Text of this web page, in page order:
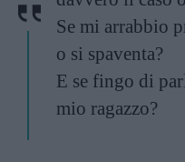
Se mi arrabbio
o si spaventa?
E se fingo di
mio ragazzo?